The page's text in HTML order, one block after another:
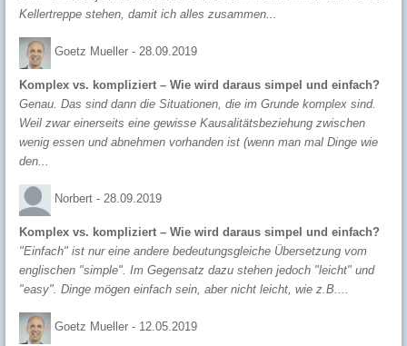
Kellertreppe stehen, damit ich alles zusammen...
Goetz Mueller - 28.09.2019
Komplex vs. kompliziert – Wie wird daraus simpel und einfach?
Genau. Das sind dann die Situationen, die im Grunde komplex sind.
Weil zwar einerseits eine gewisse Kausalitätsbeziehung zwischen
wenig essen und abnehmen vorhanden ist (wenn man mal Dinge wie
den...
Norbert - 28.09.2019
Komplex vs. kompliziert – Wie wird daraus simpel und einfach?
"Einfach" ist nur eine andere bedeutungsgleiche Übersetzung vom
englischen "simple". Im Gegensatz dazu stehen jedoch "leicht" und
"easy". Dinge mögen einfach sein, aber nicht leicht, wie z.B....
Goetz Mueller - 12.05.2019